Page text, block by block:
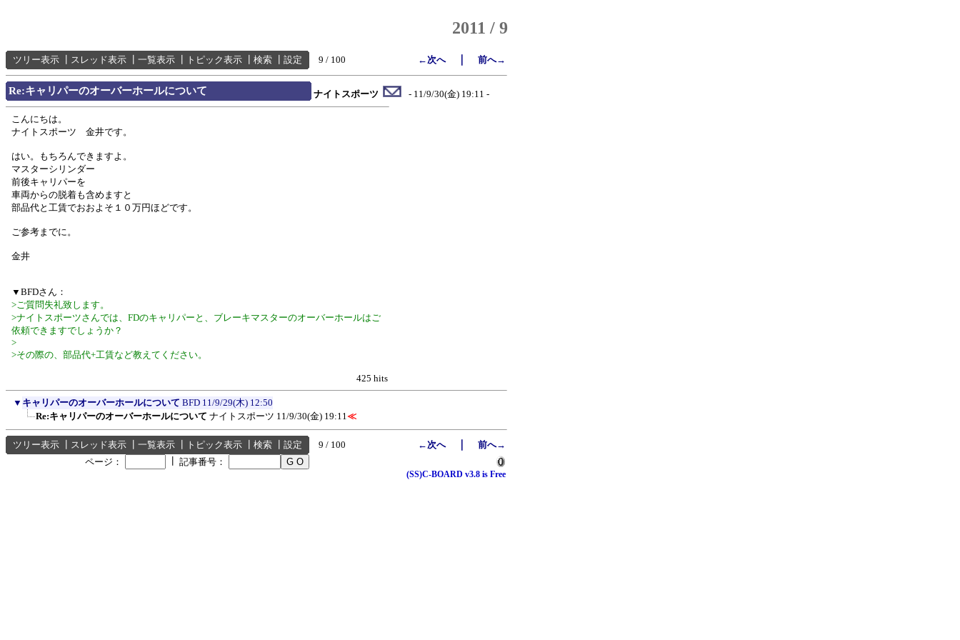
2011 / 9
ツリー表示 スレッド表示 一覧表示 トピック表示 検索 設定 9 / 100 ←次へ｜ 前へ→
Re:キャリパーのオーバーホールについて ナイトスポーツ - 11/9/30(金) 19:11 -
こんにちは。
ナイトスポーツ 金井です。
はい。もちろんできますよ。
マスターシリンダー
前後キャリパーを
車両からの脱着も含めますと
部品代と工賃でおおよそ１０万円ほどです。
ご参考までに。
金井
▼BFDさん：
>ご質問失礼致します。
>ナイトスポーツさんでは、FDのキャリパーと、ブレーキマスターのオーバーホールはご
依頼できますでしょうか？
>
>その際の、部品代+工賃など教えてください。
425 hits
▼ キャリパーのオーバーホールについて BFD 11/9/29(木) 12:50
Re:キャリパーのオーバーホールについて ナイトスポーツ 11/9/30(金) 19:11≪
ツリー表示 スレッド表示 一覧表示 トピック表示 検索 設定 9 / 100 ←次へ｜ 前へ→
ページ：
記事番号：
(SS)C-BOARD v3.8 is Free